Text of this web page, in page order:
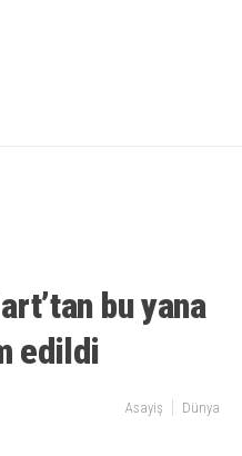
bu yana
edildi
Asayiş Dünya